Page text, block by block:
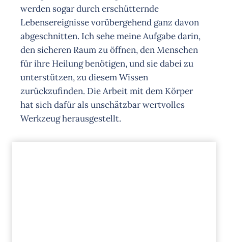
werden sogar durch erschütternde
Lebensereignisse vorübergehend ganz davon
abgeschnitten. Ich sehe meine Aufgabe darin,
den sicheren Raum zu öffnen, den Menschen
für ihre Heilung benötigen, und sie dabei zu
unterstützen, zu diesem Wissen
zurückzufinden. Die Arbeit mit dem Körper
hat sich dafür als unschätzbar wertvolles
Werkzeug herausgestellt.